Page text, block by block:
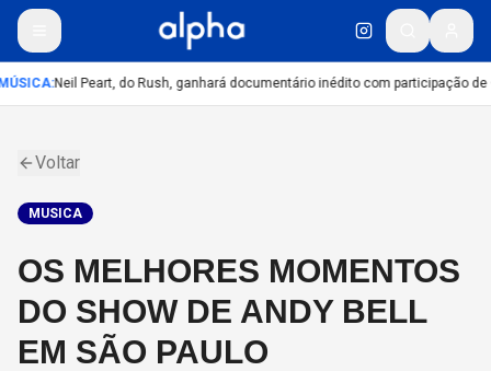
:Neil Peart, do Rush, ganhará documentário inédito com participação de
Voltar
MUSICA
OS MELHORES MOMENTOS
DO SHOW DE ANDY BELL
EM SÃO PAULO